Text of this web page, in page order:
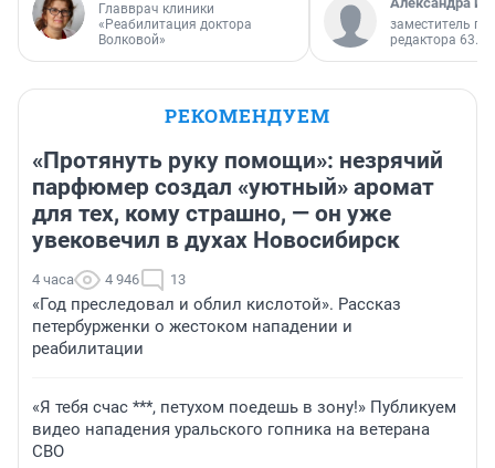
Главврач клиники
«Реабилитация доктора
Волковой»
заместитель
редактора 63.RU
РЕКОМЕНДУЕМ
«Протянуть руку помощи»: незрячий
парфюмер создал «уютный» аромат
для тех, кому страшно, — он уже
увековечил в духах Новосибирск
4 часа 4 946 13
«Год преследовал и облил кислотой». Рассказ
петербурженки о жестоком нападении и
реабилитации
«Я тебя счас ***, петухом поедешь в зону!» Публикуем
видео нападения уральского гопника на ветерана
СВО